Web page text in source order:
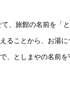
、旅館の名前を「
ることから、お湯
、としまやの名前